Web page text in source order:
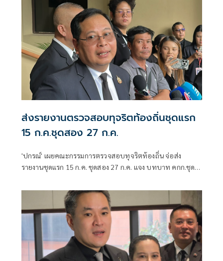
ส่งรายงานตรวจสอบทุจริตท้องถิ่นชุดแรก
15 ก.ค.ชุดสอง 27 ก.ค.
'ปกรณ์' เผยคณะกรรมการตรวจสอบทุจริตท้องถิ่น จ่อส่ง
รายงานชุดแรก 15 ก.ค. ชุดสอง 27 ก.ค. แจง บทบาท คกก.ชุดนี้
เอาผิดจริยธรรมปิดทางเข้าการเมือง